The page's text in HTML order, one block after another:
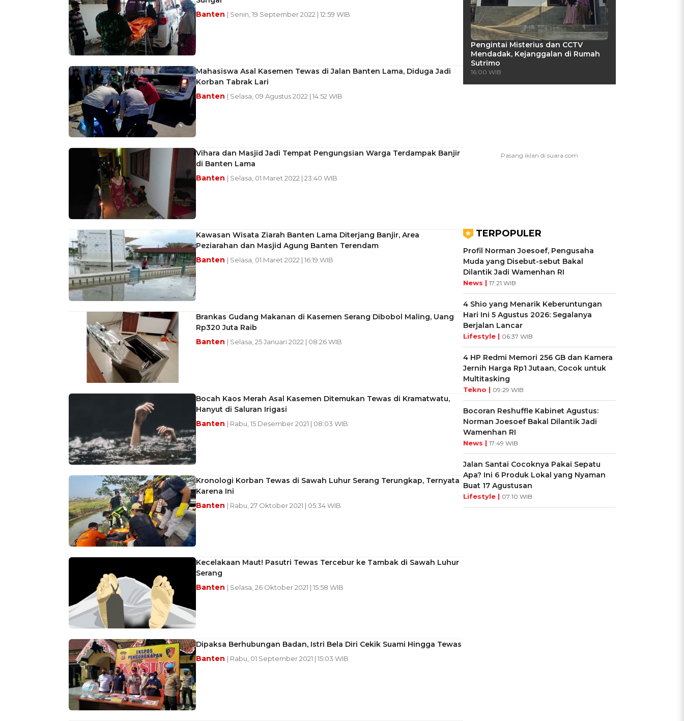
Banten | Senin, 19 September 2022 | 12:59 WIB
Mahasiswa Asal Kasemen Tewas di Jalan Banten Lama, Diduga Jadi
Korban Tabrak Lari
Banten | Selasa, 09 Agustus 2022 | 14:52 WIB
Vihara dan Masjid Jadi Tempat Pengungsian Warga Terdampak Banjir
di Banten Lama
Banten | Selasa, 01 Maret 2022 | 23:40 WIB
Kawasan Wisata Ziarah Banten Lama Diterjang Banjir, Area
Peziarahan dan Masjid Agung Banten Terendam
Banten | Selasa, 01 Maret 2022 | 16:19 WIB
Brankas Gudang Makanan di Kasemen Serang Dibobol Maling, Uang
Rp320 Juta Raib
Banten | Selasa, 25 Januari 2022 | 08:26 WIB
Bocah Kaos Merah Asal Kasemen Ditemukan Tewas di Kramatwatu,
Hanyut di Saluran Irigasi
Banten | Rabu, 15 Desember 2021 | 08:03 WIB
Kronologi Korban Tewas di Sawah Luhur Serang Terungkap, Ternyata
Karena Ini
Banten | Rabu, 27 Oktober 2021 | 05:34 WIB
Kecelakaan Maut! Pasutri Tewas Tercebur ke Tambak di Sawah Luhur
Serang
Banten | Selasa, 26 Oktober 2021 | 15:58 WIB
Dipaksa Berhubungan Badan, Istri Bela Diri Cekik Suami Hingga Tewas
Banten | Rabu, 01 September 2021 | 15:03 WIB
Pengintai Misterius dan CCTV
Mendadak, Kejanggalan di Rumah
Sutrimo
16:00 WIB
TERPOPULER
Profil Norman Joesoef, Pengusaha
Muda yang Disebut-sebut Bakal
Dilantik Jadi Wamenhan RI
News | 17:21 WIB
4 Shio yang Menarik Keberuntungan
Hari Ini 5 Agustus 2026: Segalanya
Berjalan Lancar
Lifestyle | 06:37 WIB
4 HP Redmi Memori 256 GB dan Kamera
Jernih Harga Rp1 Jutaan, Cocok untuk
Multitasking
Tekno | 09:29 WIB
Bocoran Reshuffle Kabinet Agustus:
Norman Joesoef Bakal Dilantik Jadi
Wamenhan RI
News | 17:49 WIB
Jalan Santai Cocoknya Pakai Sepatu
Apa? Ini 6 Produk Lokal yang Nyaman
Buat 17 Agustusan
Lifestyle | 07:10 WIB